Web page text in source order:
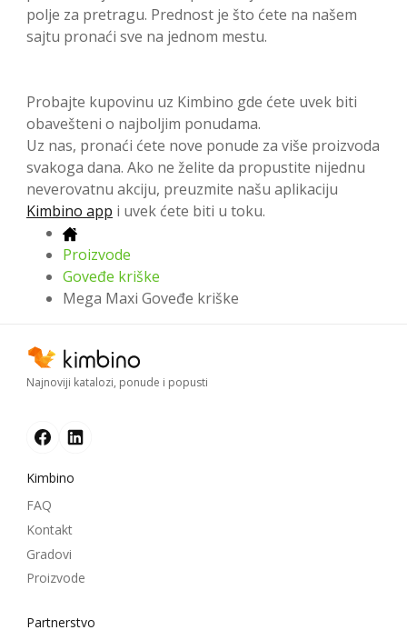
polje za pretragu. Prednost je što ćete na našem
sajtu pronaći sve na jednom mestu.
Probajte kupovinu uz Kimbino gde ćete uvek biti
obavešteni o najboljim ponudama.
Uz nas, pronaći ćete nove ponude za više proizvoda
svakoga dana. Ako ne želite da propustite nijednu
neverovatnu akciju, preuzmite našu aplikaciju
Kimbino app i uvek ćete biti u toku.
Proizvode
Goveđe kriške
Mega Maxi Goveđe kriške
Najnoviji katalozi, ponude i popusti
Kimbino
FAQ
Kontakt
Gradovi
Proizvode
Partnerstvo